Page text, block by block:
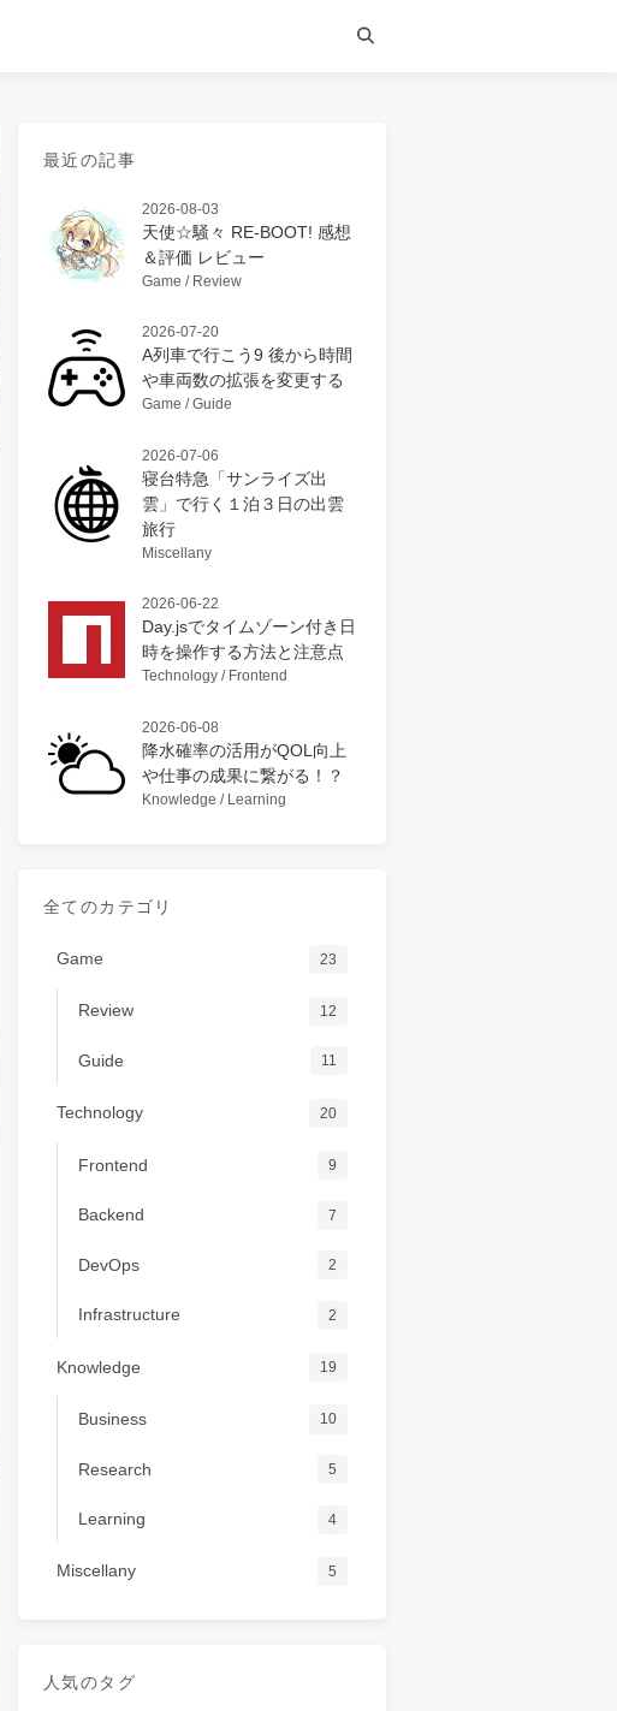
最近の記事
2026-08-03
天使☆騒々 RE-BOOT! 感想
＆評価 レビュー
Game / Review
2026-07-20
A列車で行こう9 後から時間
や車両数の拡張を変更する
Game / Guide
2026-07-06
寝台特急「サンライズ出
雲」で行く１泊３日の出雲
旅行
Miscellany
2026-06-22
Day.jsでタイムゾーン付き日
時を操作する方法と注意点
Technology / Frontend
2026-06-08
降水確率の活用がQOL向上
や仕事の成果に繋がる！？
Knowledge / Learning
全てのカテゴリ
Game 23
Review 12
Guide 11
Technology 20
Frontend 9
Backend 7
DevOps 2
Infrastructure 2
Knowledge 19
Business 10
Research 5
Learning 4
Miscellany 5
人気のタグ